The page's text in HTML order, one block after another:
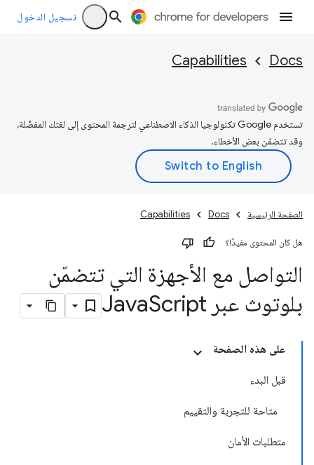
تسجيل الدخول
Docs
Capabilities
تستخدم Google تكنولوجيا الذكاء الاصطناعي لترجمة المحتوى إلى لغتك المفضّلة،
وقد تتضمّن بعض الأخطاء.
الصفحة الرئيسية Docs
Capabilities
هل كان المحتوى مفيدًا؟
التواصل مع الأجهزة التي تتضمّن
بلوتوث عبر Java Script
على هذه الصفحة
قبل البدء
متاحة للتجربة والتقييم
متطلبات الأمان